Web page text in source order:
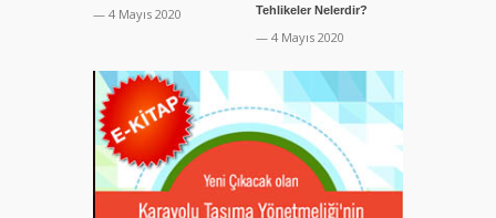
— 4 Mayıs 2020
Tehlikeler Nelerdir?
— 4 Mayıs 2020